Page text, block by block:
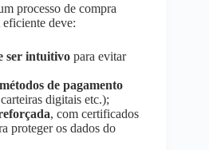
processo de compra
deve:
ser intuitivo para evitar
de pagamento
digitais etc.);
, com certificados
proteger os dados do